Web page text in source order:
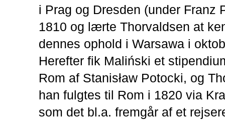
i Prag og Dresden (under Franz
1810 og lærte Thorvaldsen at
dennes ophold i Warsawa i
Herefter fik Maliński et
Rom af Stanisław Potocki, og
han fulgtes til Rom i 1820 via
som det bl.a. fremgår af et